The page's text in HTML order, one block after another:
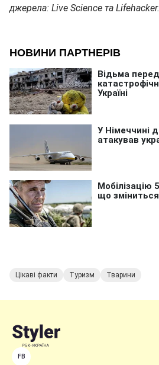
джерела: Live Science та Lifehacker.
Цікаві факти Туризм Тварини
FB